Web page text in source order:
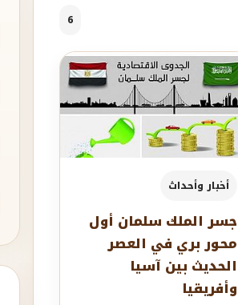
6
أخبار وأحداث
جسر الملك سلمان أول
محور بري في العصر
الحديث بين آسيا
وأفريقيا